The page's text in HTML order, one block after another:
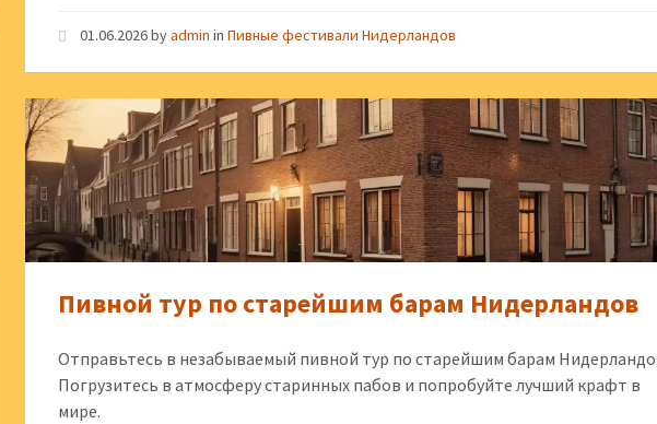
01.06.2026byadmin inПивные фестивали Нидерландов
Пивной тур по старейшим барам Нидерландов
Отправьтесь в незабываемый пивной тур по старейшим барам
Погрузитесь в атмосферу старинных пабов и попробуйте лучший крафт в
мире.